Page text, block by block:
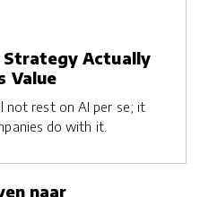
Strategy Actually
Value
not rest on AI per se; it
do with it.
naar